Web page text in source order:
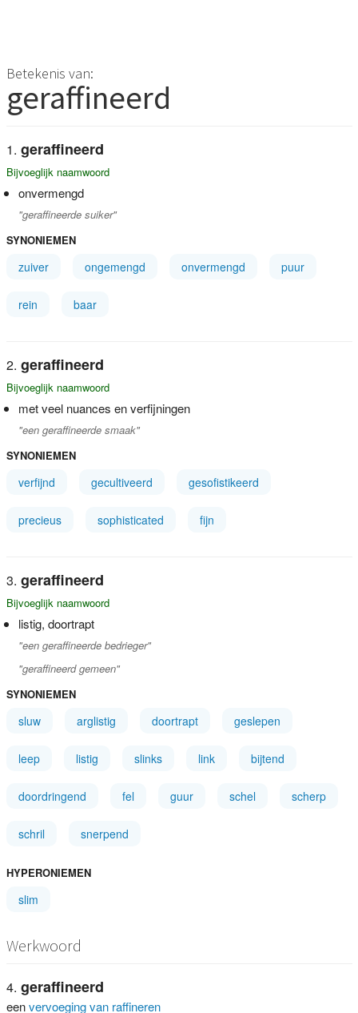
Betekenis van:
geraffineerd
geraffineerd
Bijvoeglijk naamwoord
onvermengd
"geraffineerde suiker"
SYNONIEMEN
zuiver ongemengd onvermengd puur
rein baar
geraffineerd
Bijvoeglijk naamwoord
met veel nuances en verfijningen
"een geraffineerde smaak"
SYNONIEMEN
verfijnd gecultiveerd gesofistikeerd
precieus sophisticated fijn
geraffineerd
Bijvoeglijk naamwoord
listig, doortrapt
"een geraffineerde bedrieger"
"geraffineerd gemeen"
SYNONIEMEN
sluw arglistig doortrapt geslepen
leep listig slinks link bijtend
doordringend fel guur schel scherp
schril snerpend
HYPERONIEMEN
slim
Werkwoord
geraffineerd
eenvervoeging van raffineren